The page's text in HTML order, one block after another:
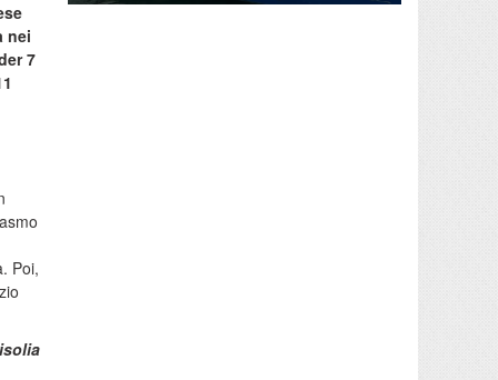
nei
7
Poi,